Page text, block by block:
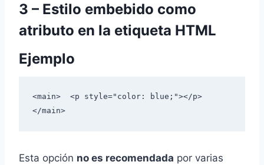
3 – Estilo embebido como
atributo en la etiqueta HTML
Ejemplo
<main>	<p style="color: blue;"></p>
</main>
Esta opción no es recomendada por varias